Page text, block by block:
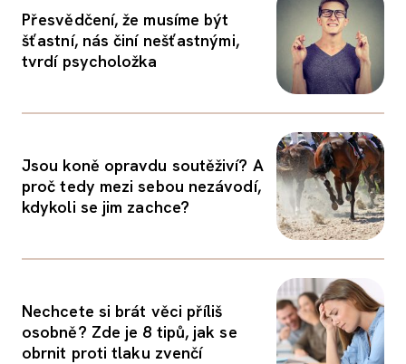
Přesvědčení, že musíme být
šťastní, nás činí nešťastnými,
tvrdí psycholožka
Jsou koně opravdu soutěživí? A
proč tedy mezi sebou nezávodí,
kdykoli se jim zachce?
Nechcete si brát věci příliš
osobně? Zde je 8 tipů, jak se
obrnit proti tlaku zvenčí